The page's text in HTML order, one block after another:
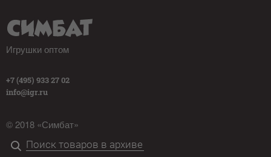
Игрушки оптом
+7 (495) 933 27 02
info@igr.ru
© 2018 «Симбат»